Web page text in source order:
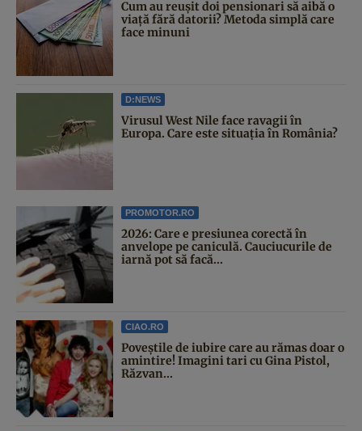
Cum au reușit doi pensionari să aibă o
viață fără datorii? Metoda simplă care
face minuni
D:NEWS
Virusul West Nile face ravagii în
Europa. Care este situația în România?
PROMOTOR.RO
2026: Care e presiunea corectă în
anvelope pe caniculă. Cauciucurile de
iarnă pot să facă...
CIAO.RO
Poveştile de iubire care au rămas doar o
amintire! Imagini tari cu Gina Pistol,
Răzvan...